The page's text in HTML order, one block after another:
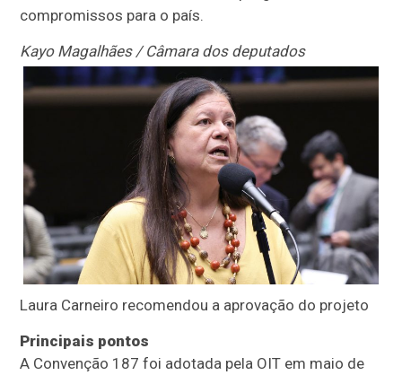
compromissos para o país.
Kayo Magalhães / Câmara dos deputados
Laura Carneiro recomendou a aprovação do projeto
Principais pontos
A Convenção 187 foi adotada pela OIT em maio de